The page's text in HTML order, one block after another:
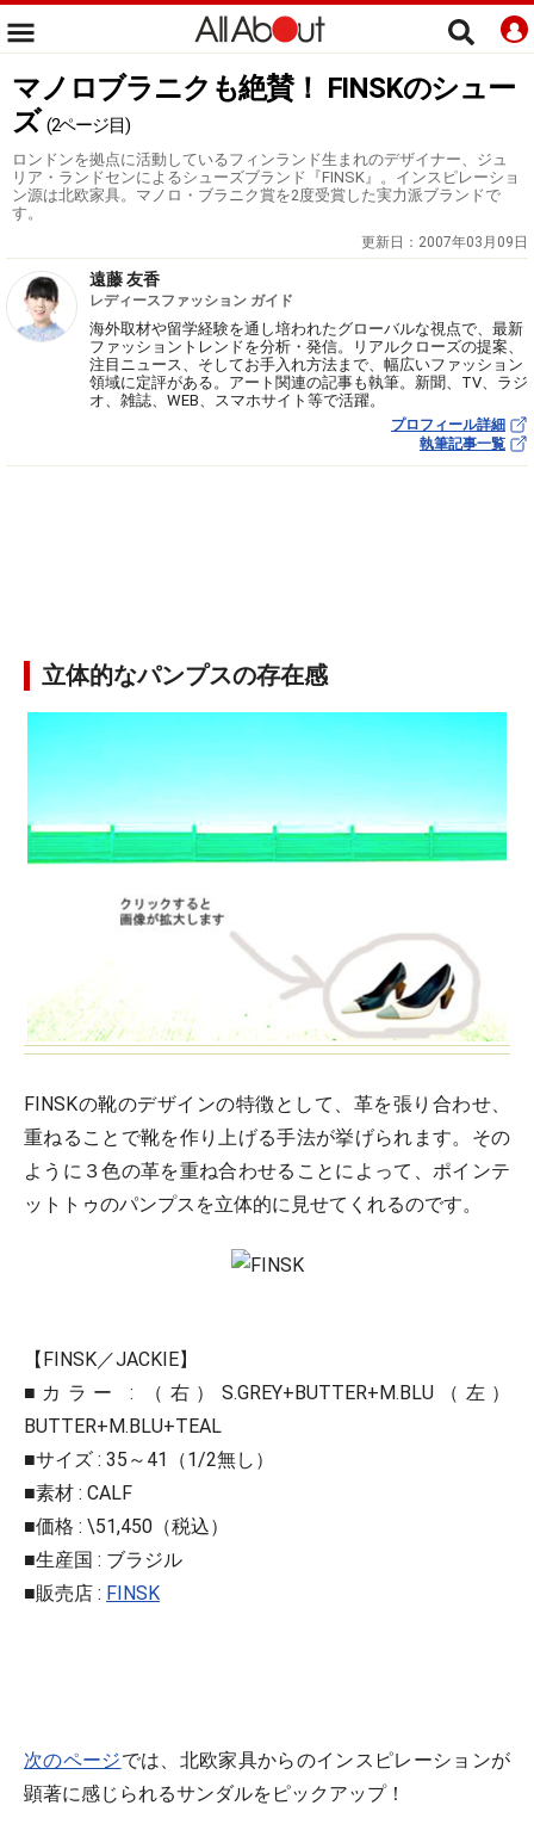
マノロブラニクも絶賛！ FINSKのシュー
ズ (2ページ目)
ロンドンを拠点に活動しているフィンランド生まれのデザイナー、ジュ
リア・ランドセンによるシューズブランド『FINSK』。インスピレーショ
ン源は北欧家具。マノロ・ブラニク賞を2度受賞した実力派ブランドで
す。
更新日： 2007年03月09日
遠藤 友香
レディースファッション ガイド
海外取材や留学経験を通し培われたグローバルな視点で、最新
ファッショントレンドを分析・発信。リアルクローズの提案、
注目ニュース、そしてお手入れ方法まで、幅広いファッション
領域に定評がある。アート関連の記事も執筆。新聞、TV、ラジ
オ、雑誌、WEB、スマホサイト等で活躍。
プロフィール詳細
執筆記事一覧
立体的なパンプスの存在感
FINSKの靴のデザインの特徴として、革を張り合わせ、
重ねることで靴を作り上げる手法が挙げられます。その
ように３色の革を重ね合わせることによって、ポインテ
ットトゥのパンプスを立体的に見せてくれるのです。
【FINSK／JACKIE】
■カラー : （右）S.GREY+BUTTER+M.BLU（左）
BUTTER+M.BLU+TEAL
■サイズ : 35～41（1/2無し）
■素材 : CALF
■価格 : \51,450（税込）
■生産国 : ブラジル
■販売店 : FINSK
次のページでは、北欧家具からのインスピレーションが
顕著に感じられるサンダルをピックアップ！